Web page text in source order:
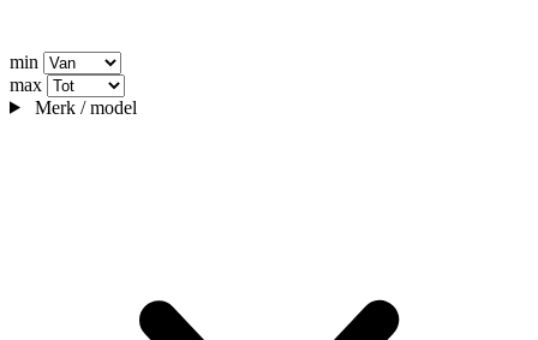
min
max
Merk / model